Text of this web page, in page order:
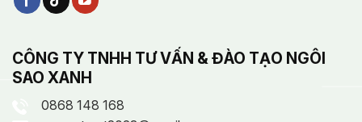
CÔNG TY TNHH TƯ VẤN & ĐÀO TẠO NGÔI
SAO XANH
0868 148 168